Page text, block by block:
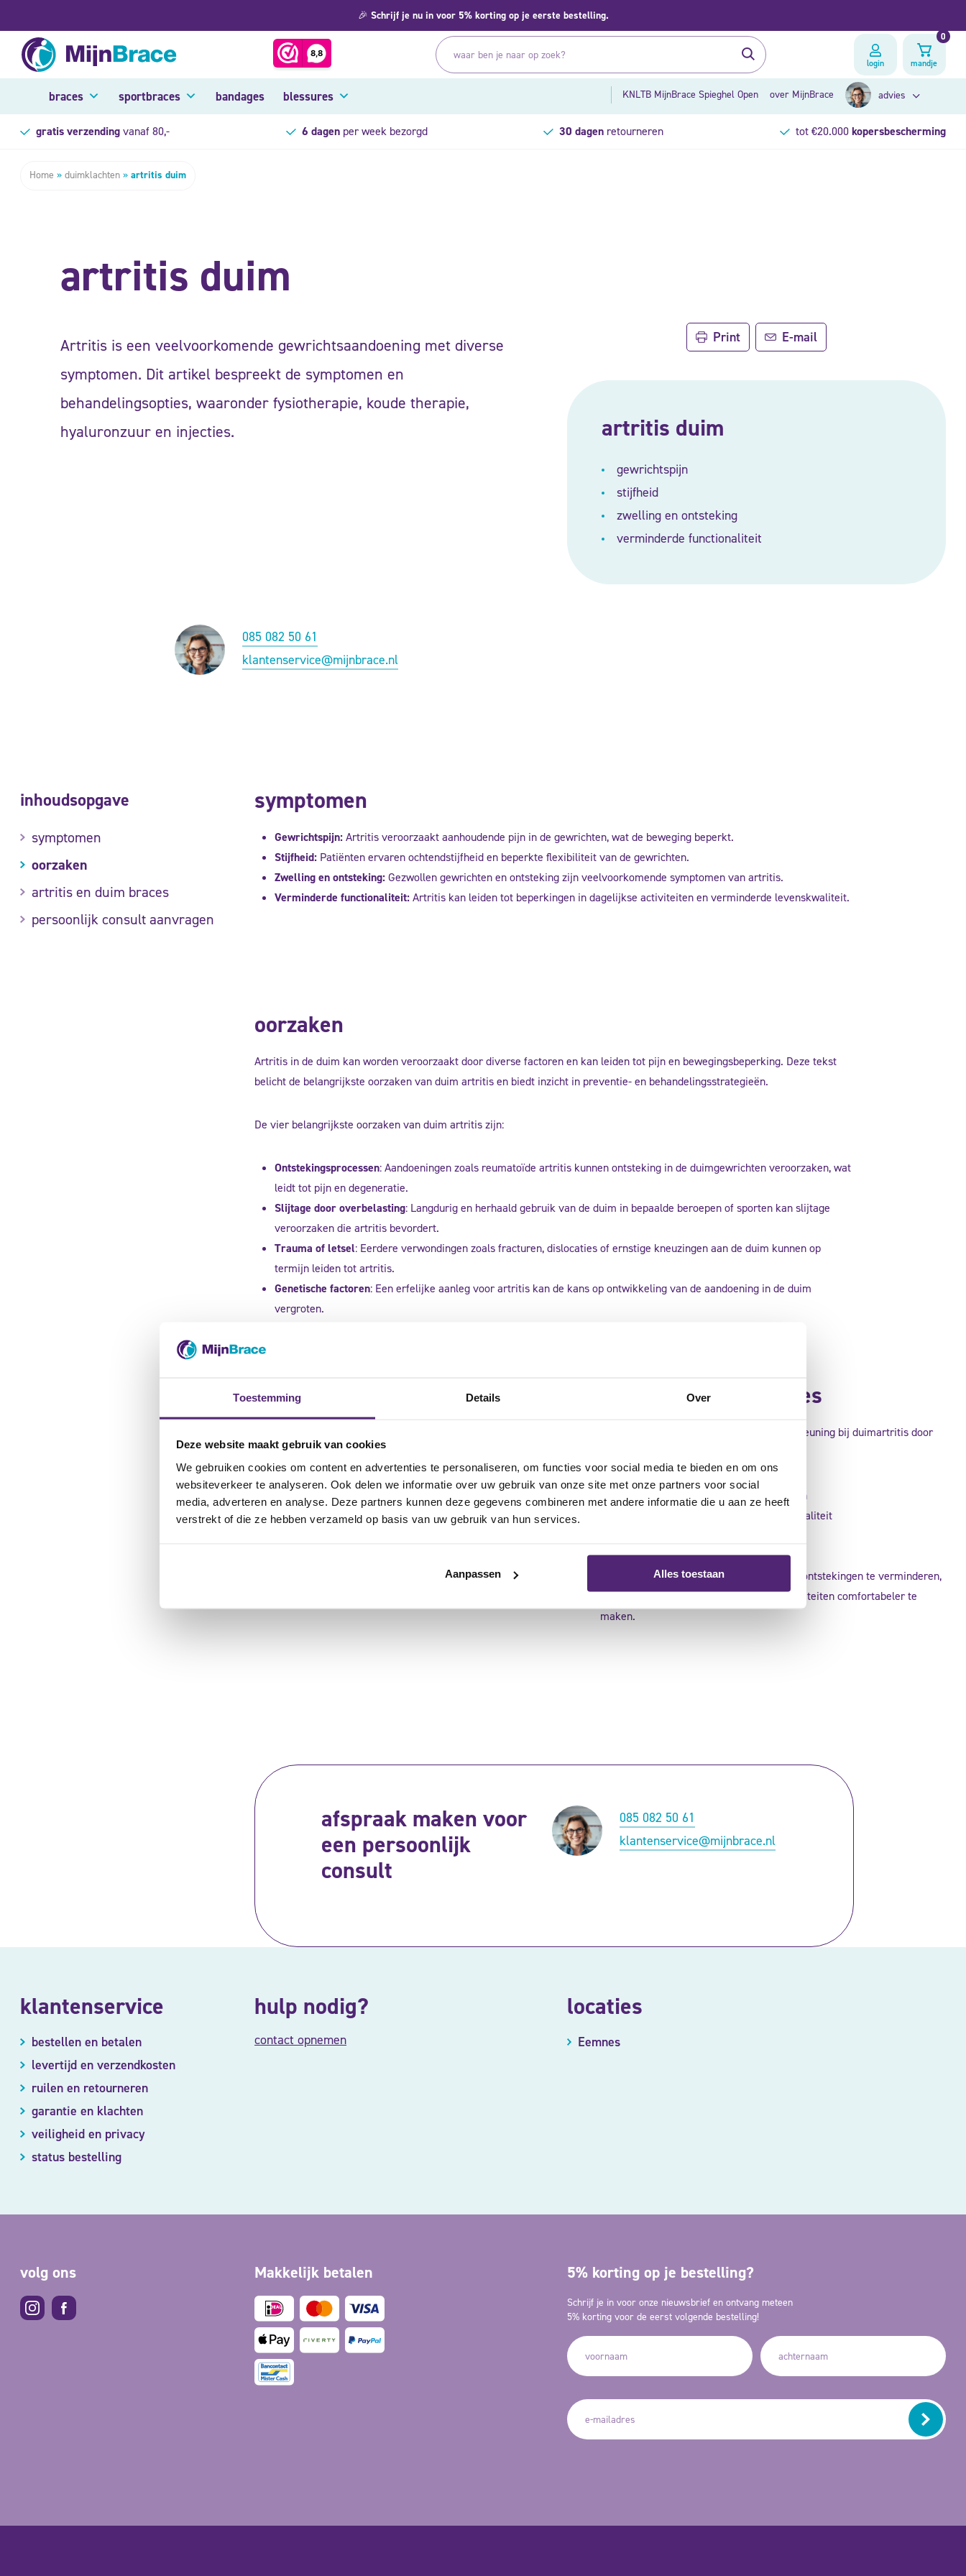
Toestemming Details Over
Deze website maakt gebruik van cookies
We gebruiken cookies om content en advertenties te personaliseren, om functies voor social media te bieden en om ons
websiteverkeer te analyseren. Ook delen we informatie over uw gebruik van onze site met onze partners voor social
media, adverteren en analyse. Deze partners kunnen deze gegevens combineren met andere informatie die u aan ze heeft
verstrekt of die ze hebben verzameld op basis van uw gebruik van hun services.
Aanpassen Alles toestaan
🎉 Schrijf je nu in voor 5% korting op je eerste bestelling.
login mandje
0
braces sportbraces bandages blessures KNLTB MijnBrace Spieghel Open over MijnBrace advies
gratis verzendingvanaf 80,- 6 dagenper week bezorgd 30 dagen retourneren tot €20.000kopersbescherming
Home » duimklachten » artritis duim
artritis duim
Artritis is een veelvoorkomende gewrichtsaandoening met diverse
symptomen. Dit artikel bespreekt de symptomen en
behandelingsopties, waaronder fysiotherapie, koude therapie,
hyaluronzuur en injecties.
Print E-mail
artritis duim
gewrichtspijn
stijfheid
zwelling en ontsteking
verminderde functionaliteit
085 082 50 61
klantenservice@mijnbrace.nl
symptomen
Gewrichtspijn:Artritis veroorzaakt aanhoudende pijn in de gewrichten, wat de beweging beperkt.
Stijfheid: Patiënten ervaren ochtendstijfheid en beperkte flexibiliteit van de gewrichten.
Zwelling en ontsteking:Gezwollen gewrichten en ontsteking zijn veelvoorkomende symptomen van artritis.
Verminderde functionaliteit:Artritis kan leiden tot beperkingen in dagelijkse activiteiten en verminderde levenskwaliteit.
oorzaken
Artritis in de duim kan worden veroorzaakt door diverse factoren en kan leiden tot pijn en bewegingsbeperking. Deze tekst
belicht de belangrijkste oorzaken van duim artritis en biedt inzicht in preventie- en behandelingsstrategieën.
De vier belangrijkste oorzaken van duim artritis zijn:
Ontstekingsprocessen: Aandoeningen zoals reumatoïde artritis kunnen ontsteking in de duimgewrichten veroorzaken, wat
leidt tot pijn en degeneratie.
Slijtage door overbelasting: Langdurig en herhaald gebruik van de duim in bepaalde beroepen of sporten kan slijtage
veroorzaken die artritis bevordert.
Trauma of letsel: Eerdere verwondingen zoals fracturen, dislocaties of ernstige kneuzingen aan de duim kunnen op
termijn leiden tot artritis.
Genetische factoren: Een erfelijke aanleg voor artritis kan de kans op ontwikkeling van de aandoening in de duim
vergroten.
artritis en duim braces
Een duimbrace biedt doeltreffende ondersteuning bij duimartritis door
Het vermindert de pijnlijke bewegingen
Het bevordert een betere duimfunctionaliteit
De brace is een waardevol hulpmiddel om ontstekingen te verminderen,
mobiliteit te verbeteren en dagelijkse activiteiten comfortabeler te
maken.
afspraak maken voor
een persoonlijk
consult
085 082 50 61
klantenservice@mijnbrace.nl
inhoudsopgave
symptomen
oorzaken
artritis en duim braces
persoonlijk consult aanvragen
klantenservice
bestellen en betalen
levertijd en verzendkosten
ruilen en retourneren
garantie en klachten
veiligheid en privacy
status bestelling
hulp nodig?
contact opnemen
locaties
Eemnes
volg ons Makkelijk betalen 5% korting op je bestelling?
Schrijf je in voor onze nieuwsbrief en ontvang meteen
5% korting voor de eerst volgende bestelling!